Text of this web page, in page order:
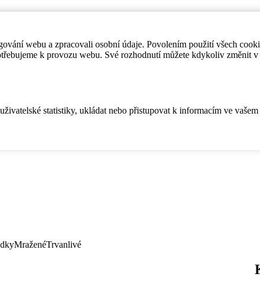
webu a zpracovali osobní údaje. Povolením použití všech
k provozu webu. Své rozhodnutí můžete kdykoliv změnit v
statistiky, ukládat nebo přistupovat k informacím ve
MraženéTrvanlivé